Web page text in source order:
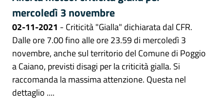
mercoledì 3 novembre
02-11-2021 - Criticità "Gialla" dichiarata dal CFR.
Dalle ore 7.00 fino alle ore 23.59 di mercoledì 3
novembre, anche sul territorio del Comune di Poggio
a Caiano, previsti disagi per la criticità gialla. Si
raccomanda la massima attenzione. Questa nel
dettaglio ....